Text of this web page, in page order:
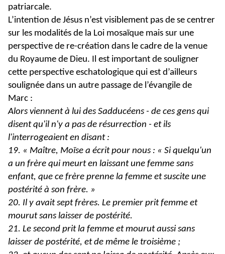
patriarcale.
L’intention de Jésus n’est visiblement pas de se centrer
sur les modalités de la Loi mosaïque mais sur une
perspective de re-création dans le cadre de la venue
du Royaume de Dieu. Il est important de souligner
cette perspective eschatologique qui est d’ailleurs
soulignée dans un autre passage de l’évangile de
Marc :
Alors viennent à lui des Sadducéens - de ces gens qui
disent qu'il n'y a pas de résurrection - et ils
l'interrogeaient en disant :
19. « Maître, Moïse a écrit pour nous : « Si quelqu'un
a un frère qui meurt en laissant une femme sans
enfant, que ce frère prenne la femme et suscite une
postérité à son frère. »
20. Il y avait sept frères. Le premier prit femme et
mourut sans laisser de postérité.
21. Le second prit la femme et mourut aussi sans
laisser de postérité, et de même le troisième ;